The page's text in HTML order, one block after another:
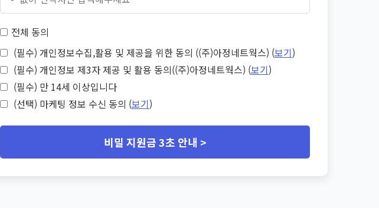
전체 동의
(필수) 개인정보수집,활용 및 제공을 위한 동의 ((주)아정네트웍스) (보기)
(필수) 개인정보 제3자 제공 및 활용 동의((주)아정네트웍스) (보기)
(필수) 만 14세 이상입니다
(선택) 마케팅 정보 수신 동의 (보기)
비밀 지원금 3초 안내 >